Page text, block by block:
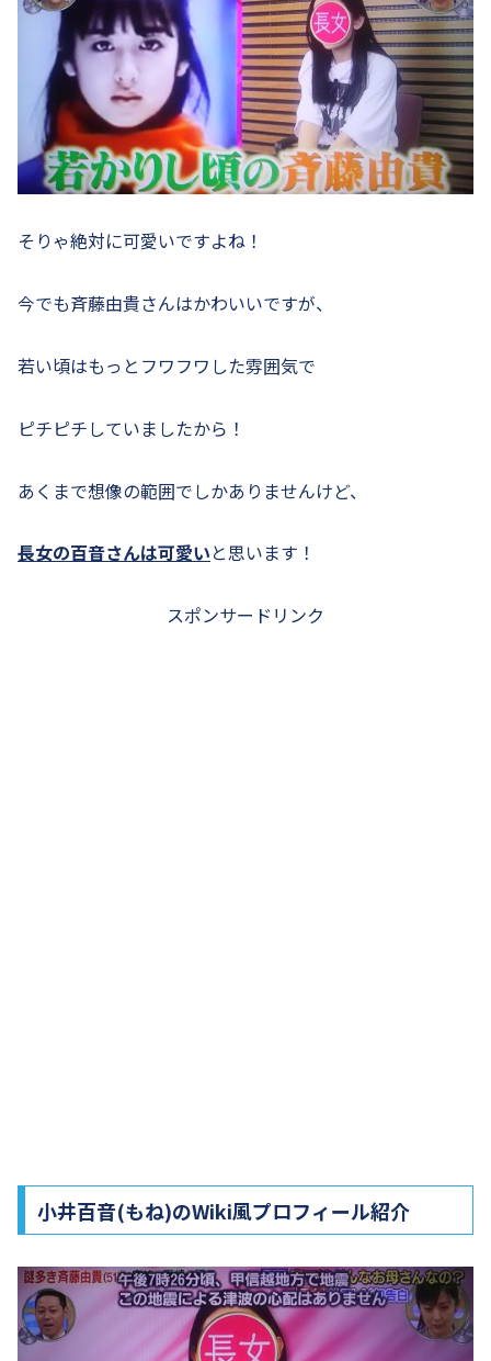
そりゃ絶対に可愛いですよね！
今でも斉藤由貴さんはかわいいですが、
若い頃はもっとフワフワした雰囲気で
ピチピチしていましたから！
あくまで想像の範囲でしかありませんけど、
長女の百音さんは可愛いと思います！
スポンサードリンク
小井百音(もね)のWiki風プロフィール紹介